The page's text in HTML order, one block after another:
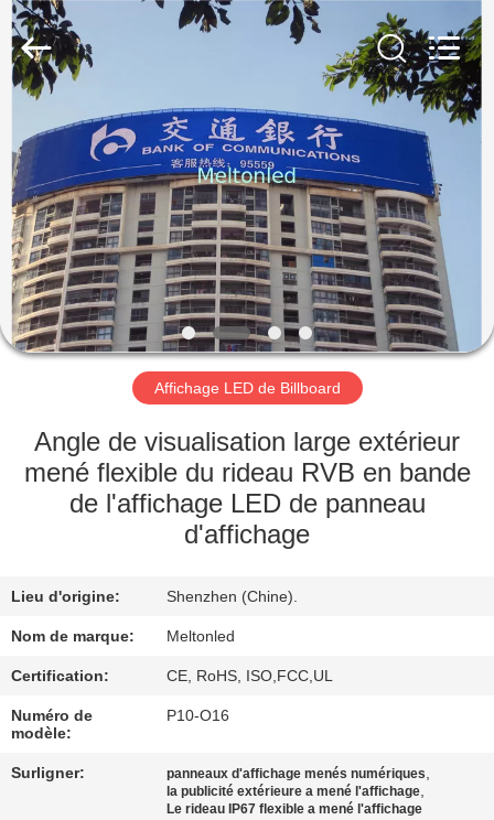
MAISON
PRODUITS
AU
SUJET
DE
NOUS
VISITE
D'USINE
QUALITÉ
COMPANY
NEWS
PLAN
2026
Melton
optoelectronics
co.,
LTD.
Rights
Reserved.
Affichage LED de Billboard
Angle de visualisation large extérieur
mené flexible du rideau RVB en bande
de l'affichage LED de panneau
d'affichage
Lieu d'origine: Shenzhen (Chine).
Nom de marque: Meltonled
Certification: CE, RoHS, ISO,FCC,UL
Numéro de
modèle:
P10-O16
Surligner: panneaux d'affichage menés numériques,
la publicité extérieure a mené l'affichage,
Le rideau IP67 flexible a mené l'affichage